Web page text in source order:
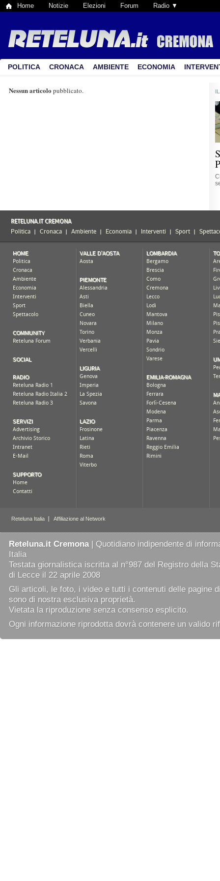
Home Notizie Elezioni Forum Radio ▼
POLITICA CRONACA AMBIENTE ECONOMIA
Nessun articolo pubblicato.
Reteluna.it Cremona| Quotidiano indipendente di
Italia
Testata giornalistica iscritta al n°987 del Registro della
di Lecce il 22 aprile 2008
Gli articoli, le foto, i video e tutti i contenuti delle pagine
sono di nostra esclusiva proprietà.
Vietata la riproduzione senza consenso esplicito.
Ogni informazione riprodotta dovrà contenere un valido